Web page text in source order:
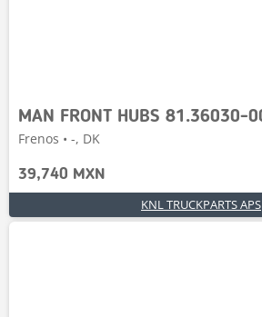
Frenos • -, DK
39,740 MXN
KNL TRUCKPARTS APS